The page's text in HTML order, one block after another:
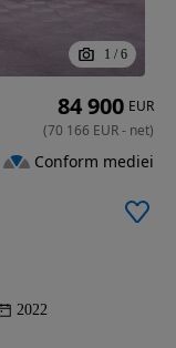
1 / 6
2022
84 900 EUR
(70 166 EUR- net)
Conform mediei